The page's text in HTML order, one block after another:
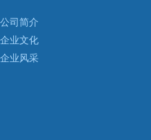
公司简介
企业文化
企业风采